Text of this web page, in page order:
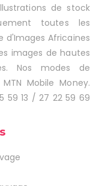
de stock
toutes les
d'Images Africaines
images de hautes
Nos modes de
Mobile Money.
59 13 / 27 22 59 69